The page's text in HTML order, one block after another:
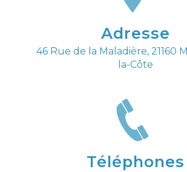
Adresse
46 Rue de la Maladière, 21160
la-Côte
Téléphones